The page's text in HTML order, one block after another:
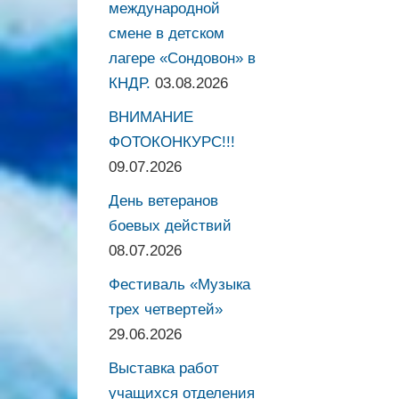
международной
смене в детском
лагере «Сондовон» в
КНДР. 03.08.2026
ВНИМАНИЕ
ФОТОКОНКУРС!!!
09.07.2026
День ветеранов
боевых действий
08.07.2026
Фестиваль «Музыка
трех четвертей»
29.06.2026
Выставка работ
учащихся отделения